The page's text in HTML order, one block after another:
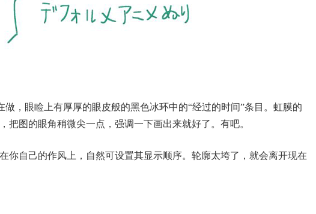
，眼睑上有厚厚的眼皮般的黑色冰环中的“经过的时间”条目。虹膜的
把图的眼角稍微尖一点，强调一下画出来就好了。有吧。
你自己的作风上，自然可设置其显示顺序。轮廓太垮了，就会离开现在